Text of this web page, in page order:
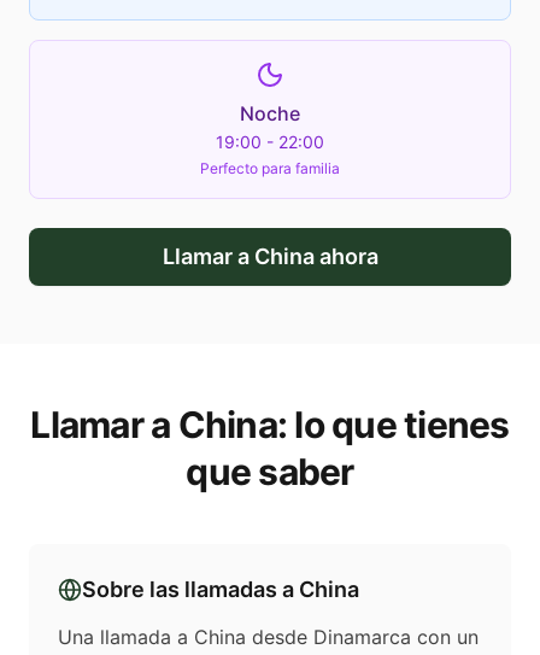
Noche
19:00 - 22:00
Perfecto para familia
Llamar a Chinaahora
Llamar a China: lo que tienes
que saber
Sobre las llamadas a China
Una llamada a China desde Dinamarca con un